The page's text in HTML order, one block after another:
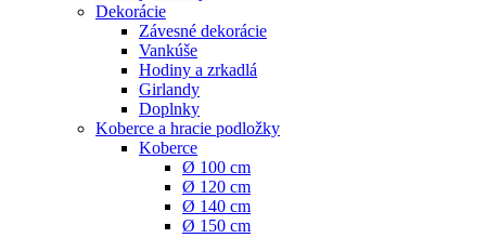
Dekorácie
Závesné dekorácie
Vankúše
Hodiny a zrkadlá
Girlandy
Doplnky
Koberce a hracie podložky
Koberce
Ø 100 cm
Ø 120 cm
Ø 140 cm
Ø 150 cm